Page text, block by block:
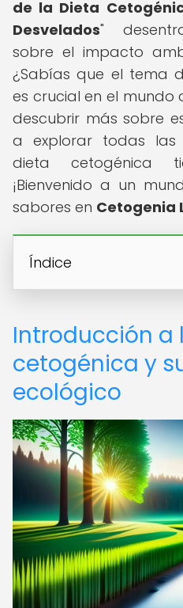
de la Dieta
Desvelados"
sobre el impacto
¿Sabías que el tema
es crucial en el mundo
descubrir más sobre
a explorar todas las
dieta cetogénica
¡Bienvenido a un
sabores en Cetogenia
Índice
Introducción a
cetogénica y
ecológico